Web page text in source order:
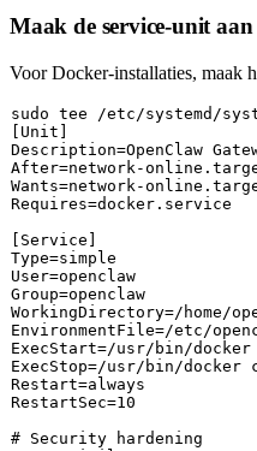
Maak de service-unit aan
Voor Docker-installaties, maak
sudo tee /etc/systemd/
[Unit]
Description=OpenClaw
After=network-
Wants=network-
Requires=docker.service
[Service]
Type=simple
User=openclaw
Group=openclaw
WorkingDirectory=/home/
EnvironmentFile=/etc/
ExecStart=/usr/bin/docker
ExecStop=/usr/bin/docker
Restart=always
RestartSec=10
# Security hardening